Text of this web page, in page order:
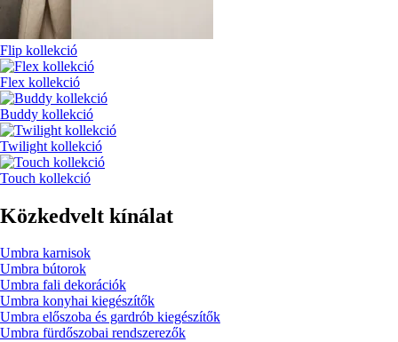
Flip kollekció
Flex kollekció
Buddy kollekció
Twilight kollekció
Touch kollekció
Közkedvelt kínálat
Umbra karnisok
Umbra bútorok
Umbra fali dekorációk
Umbra konyhai kiegészítők
Umbra előszoba és gardrób kiegészítők
Umbra fürdőszobai rendszerezők